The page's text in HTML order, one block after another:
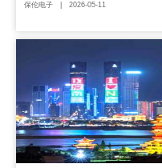
保伦电子 | 2026-05-11